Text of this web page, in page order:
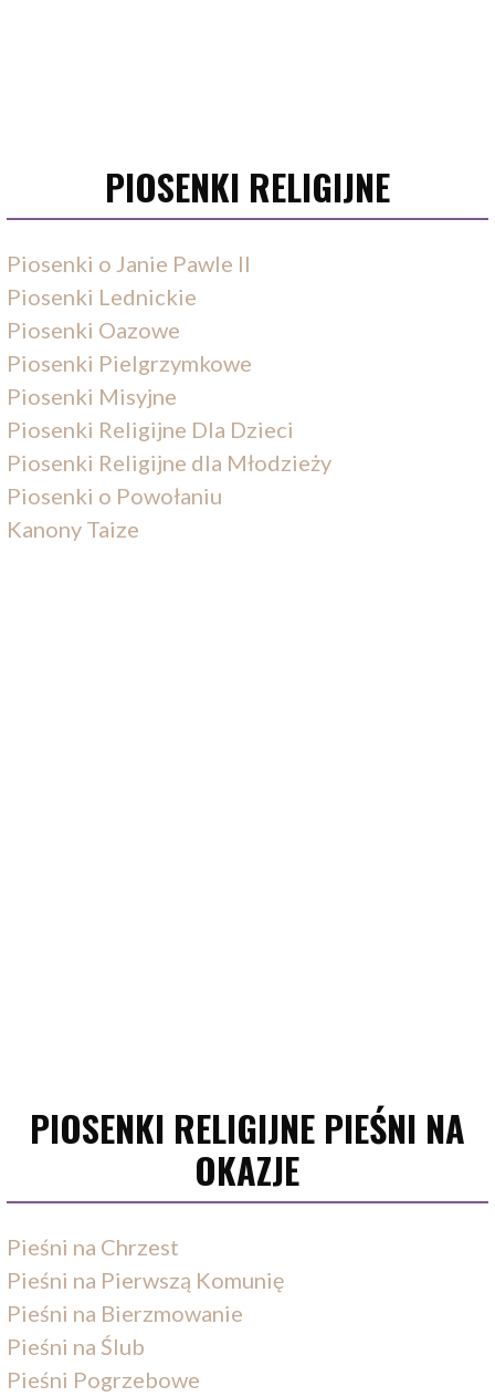
PIOSENKI RELIGIJNE
Piosenki o Janie Pawle II
Piosenki Lednickie
Piosenki Oazowe
Piosenki Pielgrzymkowe
Piosenki Misyjne
Piosenki Religijne Dla Dzieci
Piosenki Religijne dla Młodzieży
Piosenki o Powołaniu
Kanony Taize
PIOSENKI RELIGIJNE PIEŚNI NA
OKAZJE
Pieśni na Chrzest
Pieśni na Pierwszą Komunię
Pieśni na Bierzmowanie
Pieśni na Ślub
Pieśni Pogrzebowe